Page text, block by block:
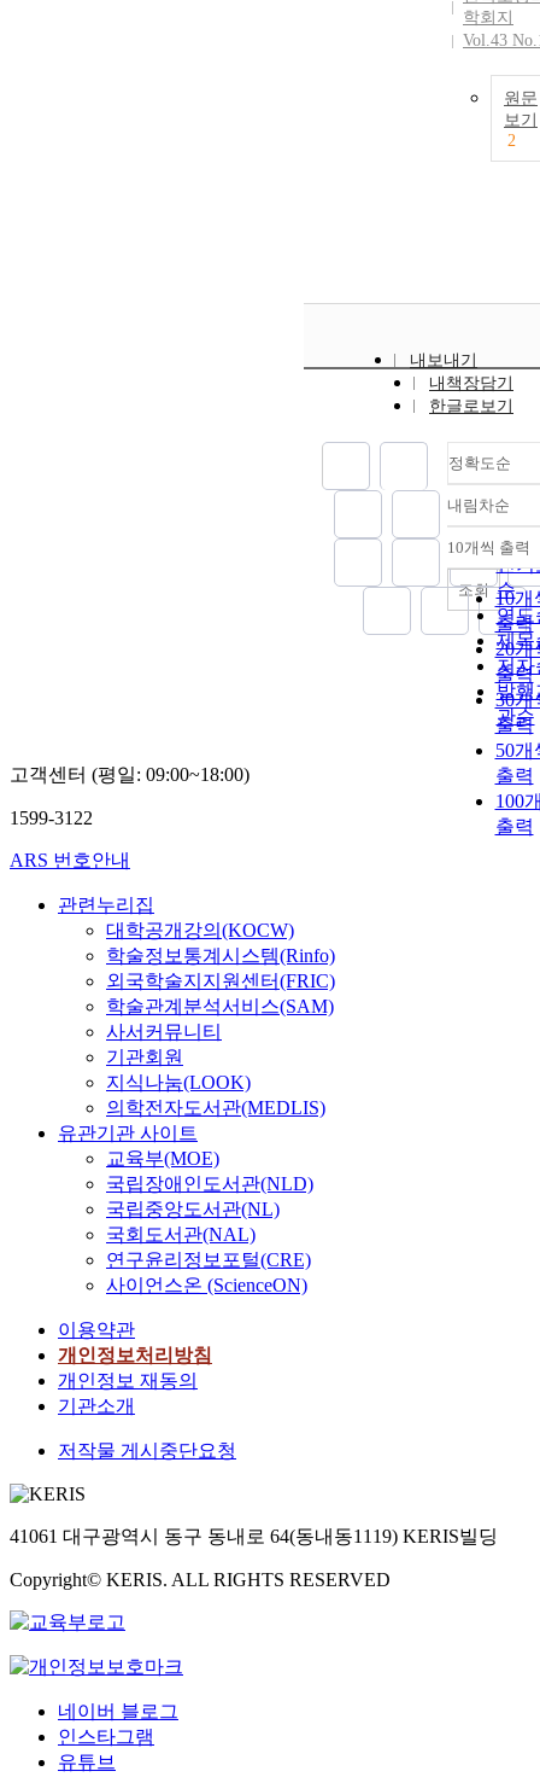
학회지
Vol.43
원문
보기
2
내보내기
내책장담기
한글로보기
정확도순
정확
순
인기
순
연도
제목
저자
발행
관순
내림차순
내
10개씩 출력
10개
출력
20개
출력
30개
출력
50개
출력
100
출력
조회
고객센터 (평일: 09:00~18:00)
1599-3122
ARS 번호안내
관련누리집
대학공개강의(KOCW)
학술정보통계시스템(Rinfo)
외국학술지지원센터(FRIC)
학술관계분석서비스(SAM)
사서커뮤니티
기관회원
지식나눔(LOOK)
의학전자도서관(MEDLIS)
유관기관 사이트
교육부(MOE)
국립장애인도서관(NLD)
국립중앙도서관(NL)
국회도서관(NAL)
연구윤리정보포털(CRE)
사이언스온 (ScienceON)
이용약관
개인정보처리방침
개인정보 재동의
기관소개
저작물 게시중단요청
41061 대구광역시 동구 동내로 64(동내동1119) KERIS빌딩
Copyright© KERIS. ALL RIGHTS RESERVED
네이버 블로그
인스타그램
유튜브